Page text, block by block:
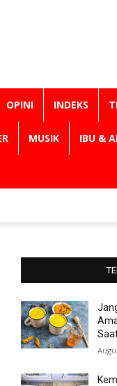
OPINI INDEKS
MUSIK IBU &